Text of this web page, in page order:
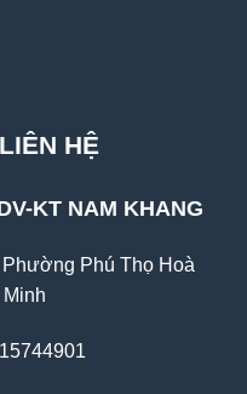
HỆ
KT NAM KHANG
Phú Thọ Hoà